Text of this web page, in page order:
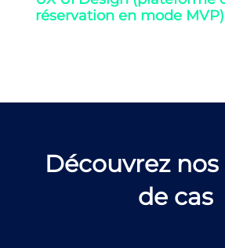
réservation en mode MVP)
Découvrez
de cas